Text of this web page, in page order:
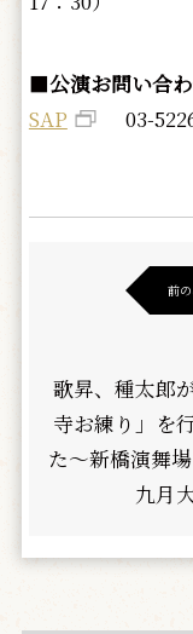
■公演お問い合
SAP
03-
前
歌昇、種太郎
寺お練り」を
た～新橋演舞
九月